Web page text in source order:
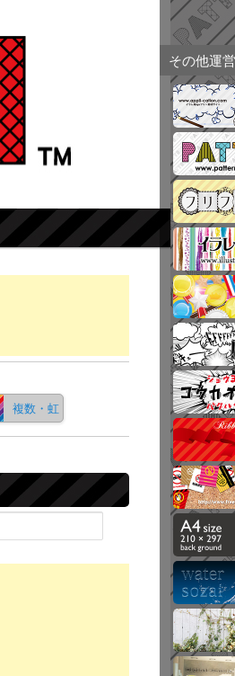
複数・虹
その他運